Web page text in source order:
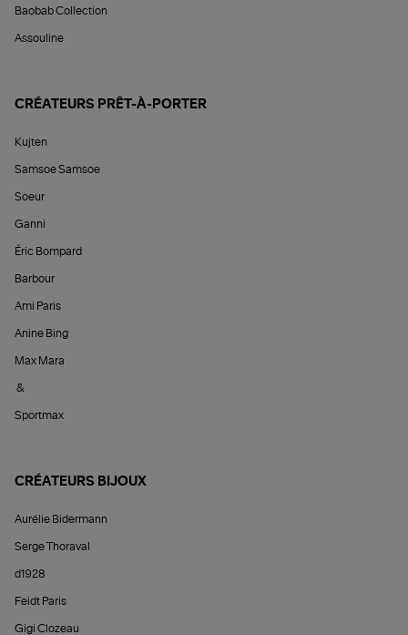
Baobab Collection
Assouline
CRÉATEURS PRÊT-À-PORTER
Kujten
Samsoe Samsoe
Soeur
Ganni
Éric Bompard
Barbour
Ami Paris
Anine Bing
Max Mara
&
Sportmax
CRÉATEURS BIJOUX
Aurélie Bidermann
Serge Thoraval
d1928
Feidt Paris
Gigi Clozeau